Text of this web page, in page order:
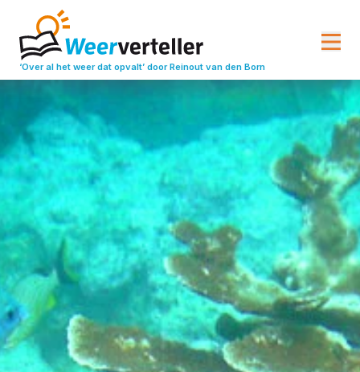
‘Over al het weer dat opvalt’ door Reinout van den Born